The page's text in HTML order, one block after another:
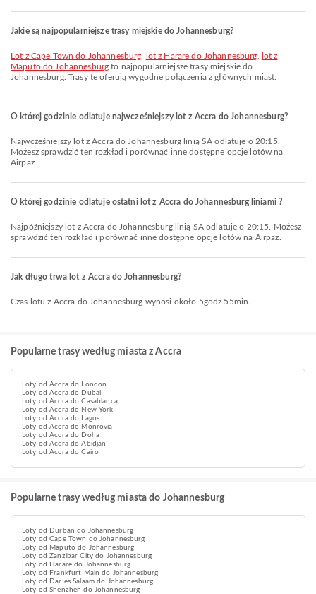
Jakie są najpopularniejsze trasy miejskie do Johannesburg?
lot z Cape Town do Johannesburg lot z Harare do Johannesburg
lot z
Maputo do Johannesburg to najpopularniejsze trasy miejskie do
Johannesburg. Trasy te oferują wygodne połączenia z głównych miast.
O której godzinie odlatuje najwcześniejszy lot z Accra do Johannesburg?
Najwcześniejszy lot z Accra do Johannesburg linią SA odlatuje o 20:15.
Możesz sprawdzić ten rozkład i porównać inne dostępne opcje lotów na
Airpaz.
O której godzinie odlatuje ostatni lot z Accra do Johannesburg liniami ?
Najpóźniejszy lot z Accra do Johannesburg linią SA odlatuje o 20:15. Możesz
sprawdzić ten rozkład i porównać inne dostępne opcje lotów na Airpaz.
Jak długo trwa lot z Accra do Johannesburg?
Czas lotu z Accra do Johannesburg wynosi około 5godz 55min.
Popularne trasy według miasta z Accra
Loty od Accra do London
Loty od Accra do Dubai
Loty od Accra do Casablanca
Loty od Accra do New York
Loty od Accra do Lagos
Loty od Accra do Monrovia
Loty od Accra do Doha
Loty od Accra do Abidjan
Loty od Accra do Cairo
Popularne trasy według miasta do Johannesburg
Loty od Durban do Johannesburg
Loty od Cape Town do Johannesburg
Loty od Maputo do Johannesburg
Loty od Zanzibar City do Johannesburg
Loty od Harare do Johannesburg
Loty od Frankfurt Main do Johannesburg
Loty od Dar es Salaam do Johannesburg
Loty od Shenzhen do Johannesburg